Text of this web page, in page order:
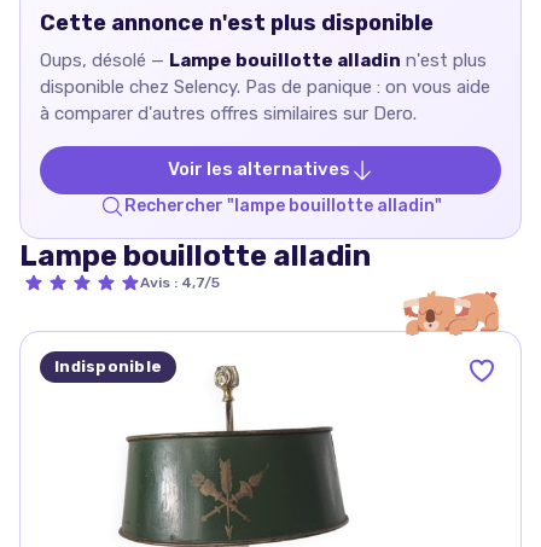
Cette annonce n'est plus disponible
Oups, désolé — Lampe bouillotte alladin n'est plus
disponible chez Selency. Pas de panique : on vous aide
à comparer d'autres offres similaires sur Dero.
Voir les alternatives
Rechercher " lampe bouillotte alladin"
Lampe bouillotte alladin
Avis : 4,7/5
Indisponible